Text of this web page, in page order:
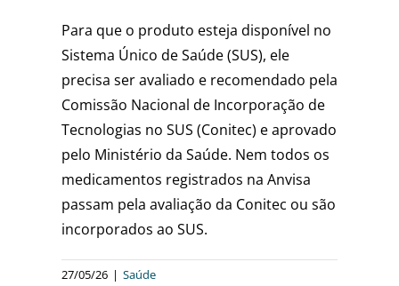
Para que o produto esteja disponível no
Sistema Único de Saúde (SUS), ele
precisa ser avaliado e recomendado pela
Comissão Nacional de Incorporação de
Tecnologias no SUS (Conitec) e aprovado
pelo Ministério da Saúde. Nem todos os
medicamentos registrados na Anvisa
passam pela avaliação da Conitec ou são
incorporados ao SUS.
27/05/26 | Saúde